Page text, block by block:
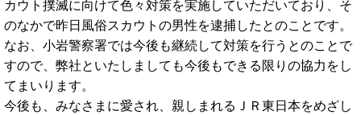
カウト撲滅に向けて色々対策を実施していただいており、そ
のなかで昨日風俗スカウトの男性を逮捕したとのことです。
なお、小岩警察署では今後も継続して対策を行うとのことで
すので、弊社といたしましても今後もできる限りの協力をし
てまいります。
今後も、みなさまに愛され、親しまれるＪＲ東日本をめざし